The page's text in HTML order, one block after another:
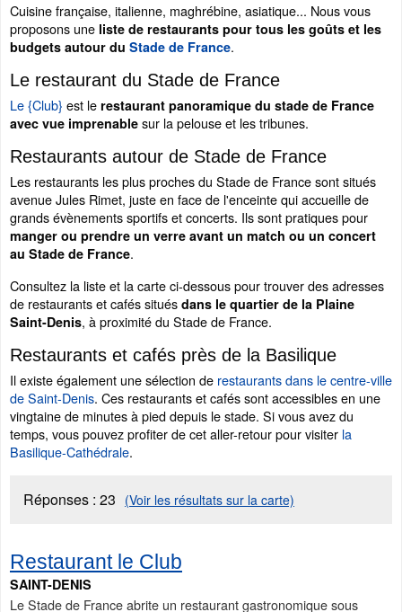
Cuisine française, italienne, maghrébine, asiatique... Nous vous
proposons une liste de restaurants pour tous les goûts et les
budgets autour du Stade de France.
Le restaurant du Stade de France
Le {Club} est le restaurant panoramique du stade de France
avec vue imprenable sur la pelouse et les tribunes.
Restaurants autour de Stade de France
Les restaurants les plus proches du Stade de France sont situés
avenue Jules Rimet, juste en face de l'enceinte qui accueille de
grands évènements sportifs et concerts. Ils sont pratiques pour
manger ou prendre un verre avant un match ou un concert
au Stade de France.
Consultez la liste et la carte ci-dessous pour trouver des adresses
de restaurants et cafés situés dans le quartier de la Plaine
Saint-Denis, à proximité du Stade de France.
Restaurants et cafés près de la Basilique
Il existe également une sélection de restaurants dans le centre-ville
de Saint-Denis. Ces restaurants et cafés sont accessibles en une
vingtaine de minutes à pied depuis le stade. Si vous avez du
temps, vous pouvez profiter de cet aller-retour pour visiter la
Basilique-Cathédrale.
Réponses : 23 (Voir les résultats sur la carte)
Restaurant le Club
SAINT-DENIS
Le Stade de France abrite un restaurant gastronomique sous